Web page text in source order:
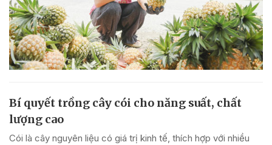
Bí quyết trồng cây cói cho năng suất, chất
lượng cao
Cói là cây nguyên liệu có giá trị kinh tế, thích hợp với nhiều